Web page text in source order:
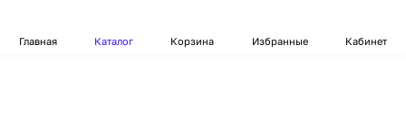
Главная Каталог Корзина Избранные Кабинет